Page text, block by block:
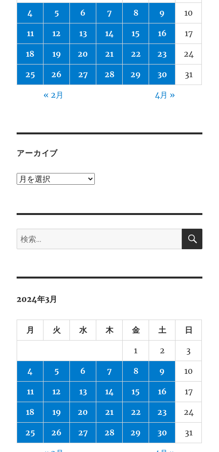
4 5 6 7 8 9 10
11 12 13 14 15 16 17
18 19 20 21 22 23 24
25 26 27 28 29 30 31
« 2月 4月 »
アーカイブ
ア
ブ
検
索:
検
2024年3月
月 火 水 木 金 土 日
1 2 3
4 5 6 7 8 9 10
11 12 13 14 15 16 17
18 19 20 21 22 23 24
25 26 27 28 29 30 31